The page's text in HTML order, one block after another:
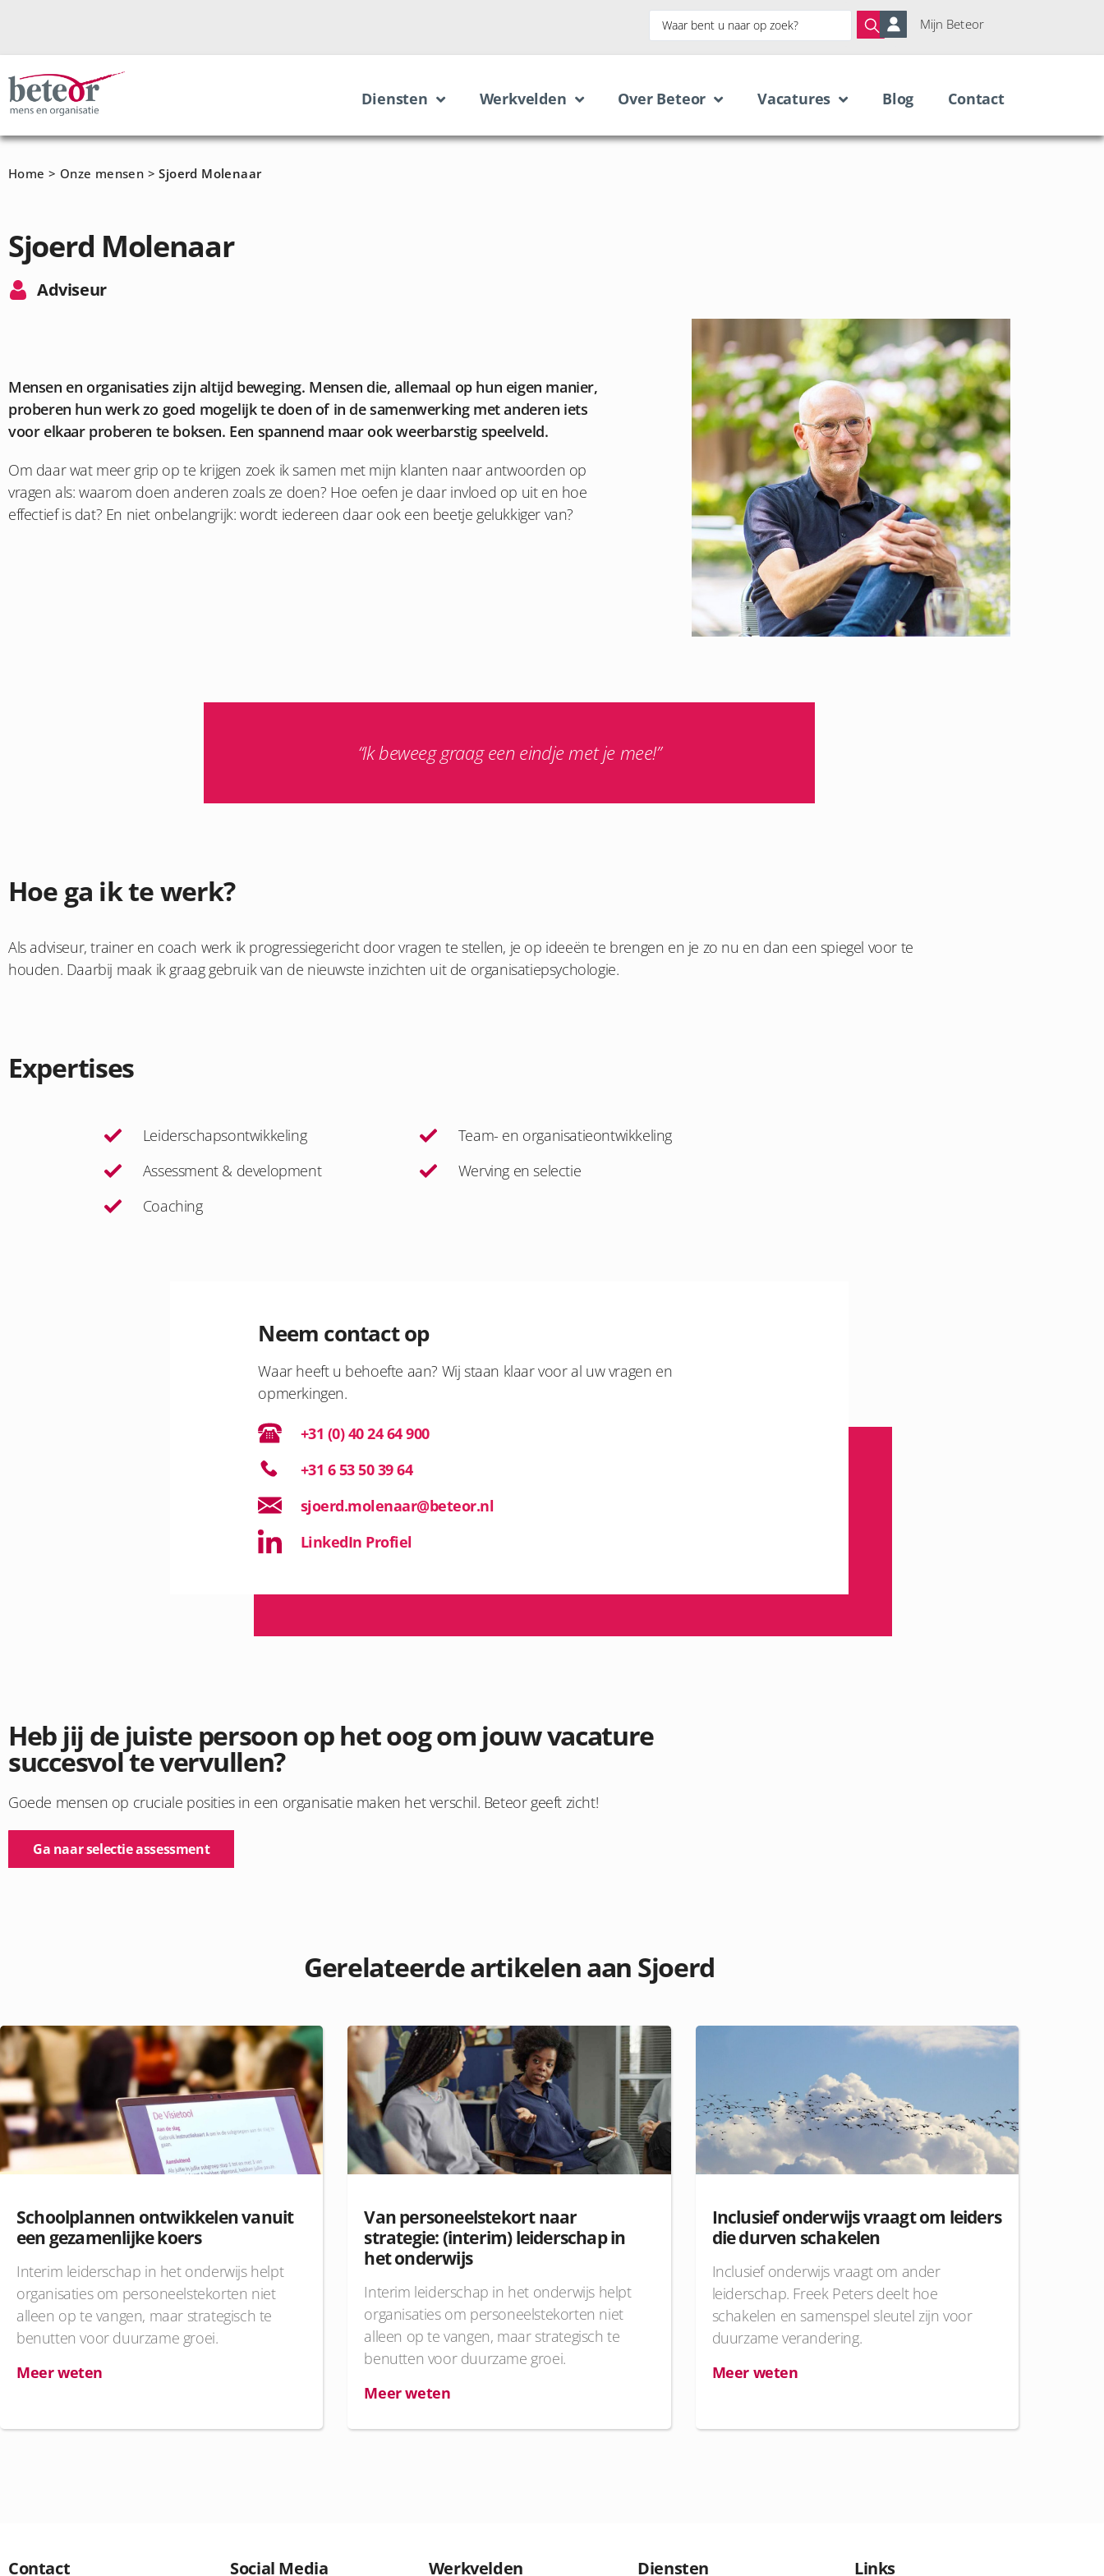
Mijn Beteor
Diensten Werkvelden Over Beteor Vacatures Blog Contact
Home > Onze mensen >Sjoerd Molenaar
Sjoerd Molenaar
Adviseur
Mensen en organisaties zijn altijd beweging. Mensen die, allemaal op hun eigen manier,
proberen hun werk zo goed mogelijk te doen of in de samenwerking met anderen iets
voor elkaar proberen te boksen. Een spannend maar ook weerbarstig speelveld.
Om daar wat meer grip op te krijgen zoek ik samen met mijn klanten naar antwoorden op
vragen als: waarom doen anderen zoals ze doen? Hoe oefen je daar invloed op uit en hoe
effectief is dat? En niet onbelangrijk: wordt iedereen daar ook een beetje gelukkiger van?
“Ik beweeg graag een eindje met je mee!”
Hoe ga ik te werk?
Als adviseur, trainer en coach werk ik progressiegericht door vragen te stellen, je op ideeën te brengen en je zo nu en dan een spiegel voor te
houden. Daarbij maak ik graag gebruik van de nieuwste inzichten uit de organisatiepsychologie.
Expertises
Leiderschapsontwikkeling
Assessment & development
Coaching
Team- en organisatieontwikkeling
Werving en selectie
Neem contact op
Waar heeft u behoefte aan? Wij staan klaar voor al uw vragen en
opmerkingen.
+31 (0) 40 24 64 900
+31 6 53 50 39 64
sjoerd.molenaar@beteor.nl
LinkedIn Profiel
Heb jij de juiste persoon op het oog om jouw vacature
succesvol te vervullen?
Goede mensen op cruciale posities in een organisatie maken het verschil. Beteor geeft zicht!
Ga naar selectie assessment
Gerelateerde artikelen aan Sjoerd
Schoolplannen ontwikkelen vanuit
een gezamenlijke koers
Interim leiderschap in het onderwijs helpt
organisaties om personeelstekorten niet
alleen op te vangen, maar strategisch te
benutten voor duurzame groei.
Meer weten
Van personeelstekort naar
strategie: (interim) leiderschap in
het onderwijs
Interim leiderschap in het onderwijs helpt
organisaties om personeelstekorten niet
alleen op te vangen, maar strategisch te
benutten voor duurzame groei.
Meer weten
Inclusief onderwijs vraagt om leiders
die durven schakelen
Inclusief onderwijs vraagt om ander
leiderschap. Freek Peters deelt hoe
schakelen en samenspel sleutel zijn voor
duurzame verandering.
Meer weten
Contact Social Media Werkvelden Diensten Links